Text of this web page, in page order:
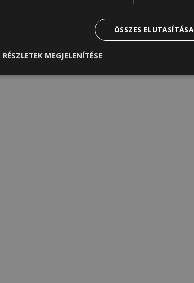
ÖSSZES ELUTASÍTÁSA
RÉSZLETEK MEGJELENÍTÉSE